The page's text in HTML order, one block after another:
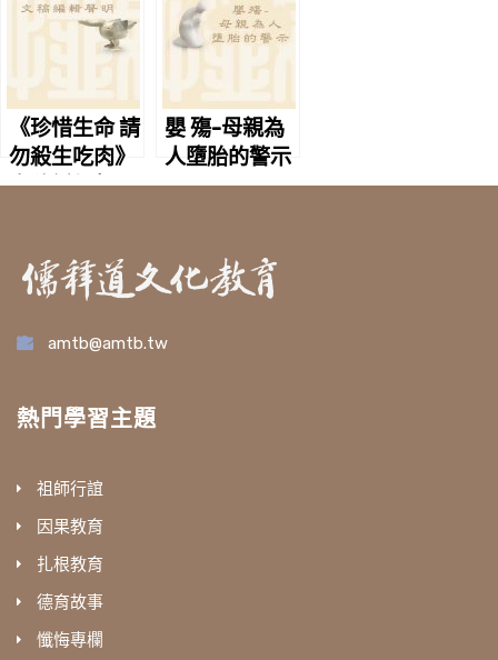
得樂
《珍惜生命 請
勿殺生吃肉》
文稿編輯聲明
嬰 殤-母親為
人墮胎的警示
amtb@amtb.tw
熱門學習主題
祖師行誼
因果教育
扎根教育
德育故事
懺悔專欄